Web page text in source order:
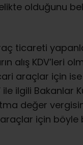
olduğunu
ticareti
alış KDV’leri
araçlar için ise
ilgili Bakanlar
değer
için böyle